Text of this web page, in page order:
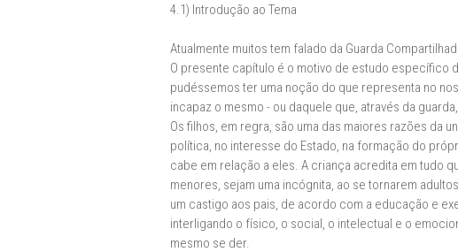
4.1) Introdução ao Tema
Atualmente muitos tem falado da Guarda
O presente capítulo é o motivo de estudo específico
pudéssemos ter uma noção do que representa no
incapaz o mesmo - ou daquele que, através da
Os filhos, em regra, são uma das maiores razões da
política, no interesse do Estado, na formação do
cabe em relação a eles. A criança acredita em tudo
menores, sejam uma incógnita, ao se tornarem
um castigo aos pais, de acordo com a educação e
interligando o físico, o social, o intelectual e o
mesmo se der.